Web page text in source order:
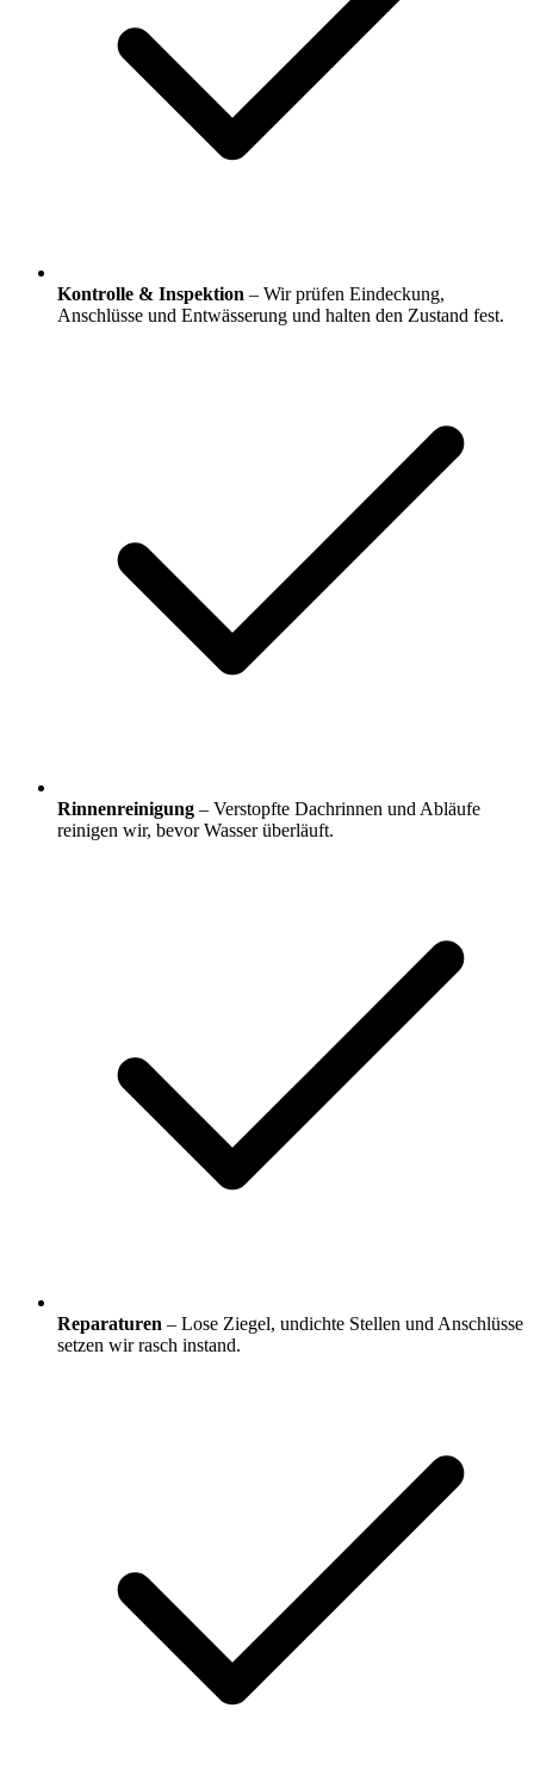
Kontrolle & Inspektion – Wir prüfen Eindeckung,
Anschlüsse und Entwässerung und halten den Zustand fest.
Rinnenreinigung – Verstopfte Dachrinnen und Abläufe
reinigen wir, bevor Wasser überläuft.
Reparaturen – Lose Ziegel, undichte Stellen und Anschlüsse
setzen wir rasch instand.